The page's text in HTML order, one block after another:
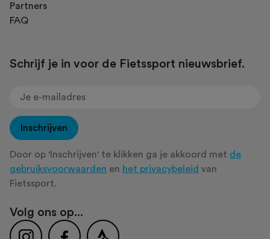
Partners
FAQ
Schrijf je in voor de Fietssport nieuwsbrief.
Inschrijven
Door op 'Inschrijven' te klikken ga je akkoord met de
gebruiksvoorwaarden en het privacybeleid van
Fietssport.
Volg ons op...